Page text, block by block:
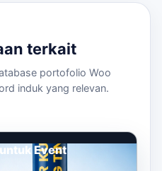
terkait
portofolio Woo
induk yang relevan.
Event